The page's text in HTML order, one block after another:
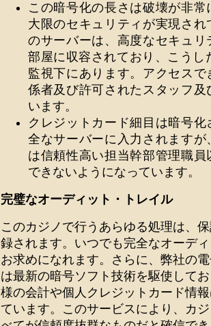
この暗号化の長さは破壊が非
大限のセキュリティが実現され
のサーバーは、高度なセキュリ
部屋に収容されており、こうし
監視下にあります。アクセスで
係者及び許可されたスタッフ及
います。
クレジットカード細目は暗号
全なサーバーに入力されますが
は信頼性高い担当幹部管理職員
できないようになっています。
完璧なオーディット・トレイル
このカジノで行うあらゆる処理は、
録されます。いつでも完全なオーデ
お求めになれます。さらに、弊社の
は最新の暗号ソフト技術を駆使して
様の会計や個人クレジットカード情
ています。このサービスにより、カ